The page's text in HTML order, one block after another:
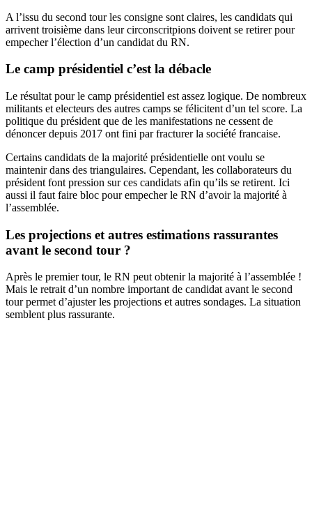
A l’issu du second tour les consigne sont claires, les candidats qui
arrivent troisième dans leur circonscritpions doivent se retirer pour
empecher l’élection d’un candidat du RN.
Le camp présidentiel c’est la débacle
Le résultat pour le camp présidentiel est assez logique. De nombreux
militants et electeurs des autres camps se félicitent d’un tel score. La
politique du président que de les manifestations ne cessent de
dénoncer depuis 2017 ont fini par fracturer la société francaise.
Certains candidats de la majorité présidentielle ont voulu se
maintenir dans des triangulaires. Cependant, les collaborateurs du
président font pression sur ces candidats afin qu’ils se retirent. Ici
aussi il faut faire bloc pour empecher le RN d’avoir la majorité à
l’assemblée.
Les projections et autres estimations rassurantes
avant le second tour ?
Après le premier tour, le RN peut obtenir la majorité à l’assemblée !
Mais le retrait d’un nombre important de candidat avant le second
tour permet d’ajuster les projections et autres sondages. La situation
semblent plus rassurante.